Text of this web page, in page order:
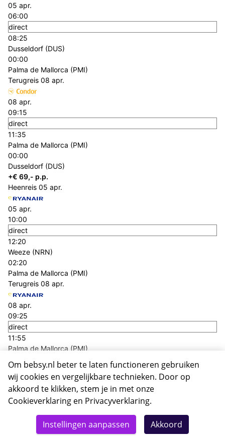
05 apr.
06:00
direct
08:25
Dusseldorf (DUS)
00:00
Palma de Mallorca (PMI)
Terugreis 08 apr.
08 apr.
09:15
direct
11:35
Palma de Mallorca (PMI)
00:00
Dusseldorf (DUS)
+€ 69,- p.p.
Heenreis 05 apr.
05 apr.
10:00
direct
12:20
Weeze (NRN)
02:20
Palma de Mallorca (PMI)
Terugreis 08 apr.
08 apr.
09:25
direct
11:55
Palma de Mallorca (PMI)
02:30
Weeze (NRN)
+€ 75,- p.p.
Heenreis 05 apr.
Om bebsy.nl beter te laten functioneren gebruiken
wij cookies en vergelijkbare technieken. Door op
akkoord te klikken, stem je in met onze
Cookieverklaring en Privacyverklaring.
Instellingen aanpassen Akkoord